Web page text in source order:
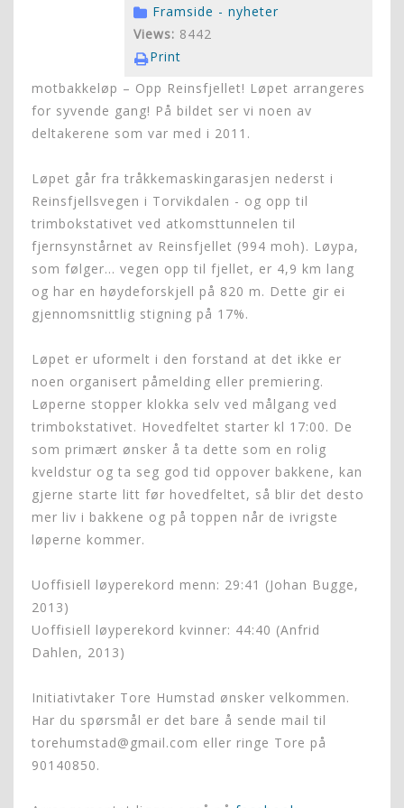
Framside - nyheter
Views: 8442
Print
motbakkeløp – Opp Reinsfjellet! Løpet arrangeres
for syvende gang! På bildet ser vi noen av
deltakerene som var med i 2011.
Løpet går fra tråkkemaskingarasjen nederst i
Reinsfjellsvegen i Torvikdalen - og opp til
trimbokstativet ved atkomsttunnelen til
fjernsynstårnet av Reinsfjellet (994 moh). Løypa,
som følger... vegen opp til fjellet, er 4,9 km lang
og har en høydeforskjell på 820 m. Dette gir ei
gjennomsnittlig stigning på 17%.
Løpet er uformelt i den forstand at det ikke er
noen organisert påmelding eller premiering.
Løperne stopper klokka selv ved målgang ved
trimbokstativet. Hovedfeltet starter kl 17:00. De
som primært ønsker å ta dette som en rolig
kveldstur og ta seg god tid oppover bakkene, kan
gjerne starte litt før hovedfeltet, så blir det desto
mer liv i bakkene og på toppen når de ivrigste
løperne kommer.
Uoffisiell løyperekord menn: 29:41 (Johan Bugge,
2013)
Uoffisiell løyperekord kvinner: 44:40 (Anfrid
Dahlen, 2013)
Initiativtaker Tore Humstad ønsker velkommen.
Har du spørsmål er det bare å sende mail til
torehumstad@gmail.com eller ringe Tore på
90140850.